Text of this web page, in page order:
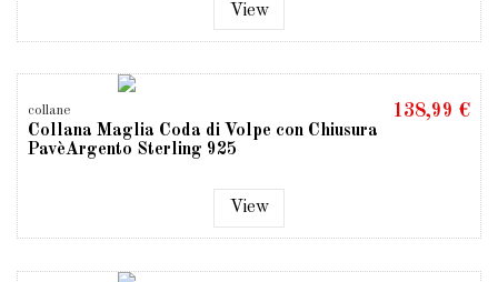
View
collane
Collana Maglia Coda di Volpe con Chiusura
PavèArgento Sterling 925
138,99 €
View